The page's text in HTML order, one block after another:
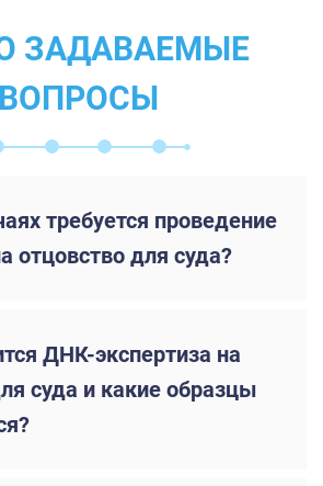
ЗАДАВАЕМЫЕ
ВОПРОСЫ
требуется проведение
отцовство для суда?
ДНК-экспертиза на
суда и какие образцы